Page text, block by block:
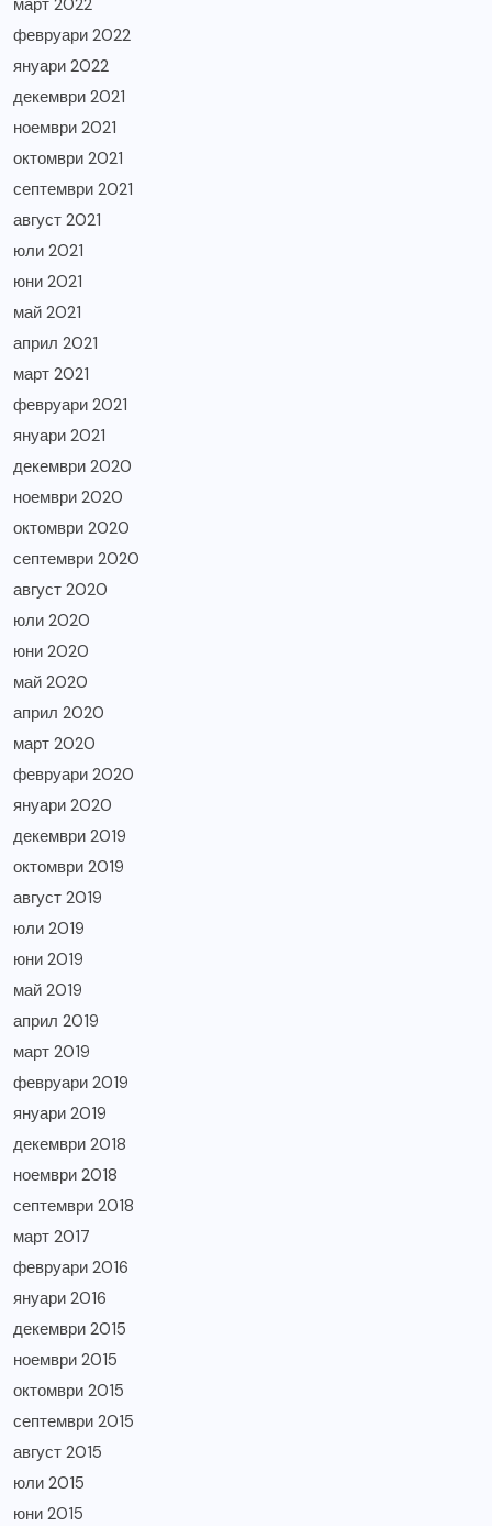
март 2022
февруари 2022
януари 2022
декември 2021
ноември 2021
октомври 2021
септември 2021
август 2021
юли 2021
юни 2021
май 2021
април 2021
март 2021
февруари 2021
януари 2021
декември 2020
ноември 2020
октомври 2020
септември 2020
август 2020
юли 2020
юни 2020
май 2020
април 2020
март 2020
февруари 2020
януари 2020
декември 2019
октомври 2019
август 2019
юли 2019
юни 2019
май 2019
април 2019
март 2019
февруари 2019
януари 2019
декември 2018
ноември 2018
септември 2018
март 2017
февруари 2016
януари 2016
декември 2015
ноември 2015
октомври 2015
септември 2015
август 2015
юли 2015
юни 2015